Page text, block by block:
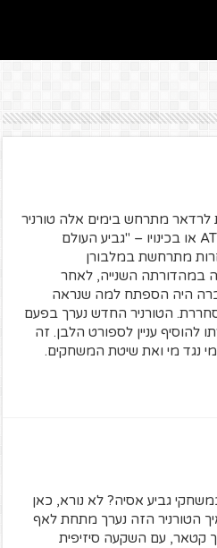
מתרחש בימים אלה טורניר
ה – ATP CUP או בכינויו – "גביע העולם
מתרחשת במלבורן
במהדורתה השנייה, לאחר
היה הספתח למה שנראה
הטורניר החדש נערך בפעם
להוסיף עניין לספורט הלבן. זה
נגד מי ואת שיטת המשחקים.
גביע אסיה? לא נורא, כאן
הטורניר הזה נערך מתחת לאף
קטאר, עם השקעה סיזיפית